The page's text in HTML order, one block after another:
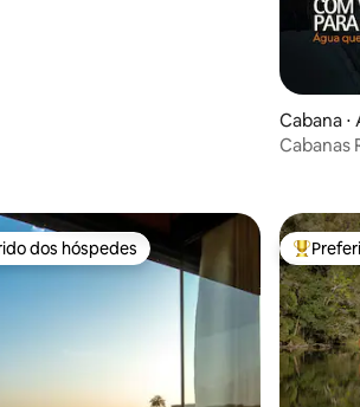
Cabana
Cabanas
melhores preferidos dos hóspedes
dos hóspedes Entre